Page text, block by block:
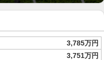
3,785万円
3,751万円